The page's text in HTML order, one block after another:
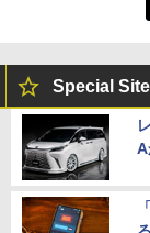
Special Site
A